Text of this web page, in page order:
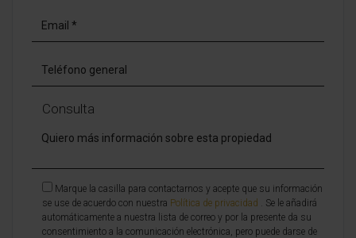
Consulta
Marque la casilla para contactarnos y acepte que su información
se use de acuerdo con nuestra Política de privacidad . Se le añadirá
automáticamente a nuestra lista de correo y por la presente da su
consentimiento a la comunicación electrónica, pero puede darse de